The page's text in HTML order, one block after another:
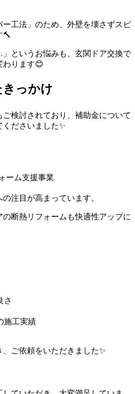
ー工法」のため、外壁を壊さずスピ
🔨
」というお悩みも、玄関ドア交換で
わります😊
きっかけ
検討されており、補助金について
ださいました✨
ーム支援事業
注目が高まっています。
断熱リフォームも快適性アップに
さ
施工実績
ご依頼をいただきました✨